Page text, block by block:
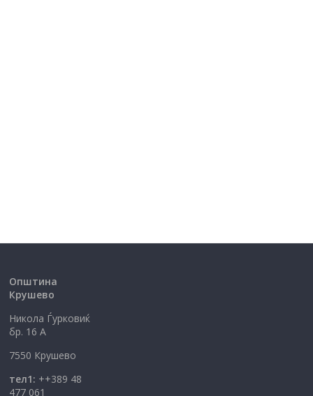
Општина
Крушево
Никола Ѓурковиќ
бр. 16 А
7550 Крушево
тел1: ++389 48
477 061